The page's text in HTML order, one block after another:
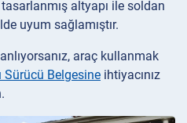
altyapı ile soldan
uyum sağlamıştır.
araç kullanmak
Sürücü Belgesine ihtiyacınız